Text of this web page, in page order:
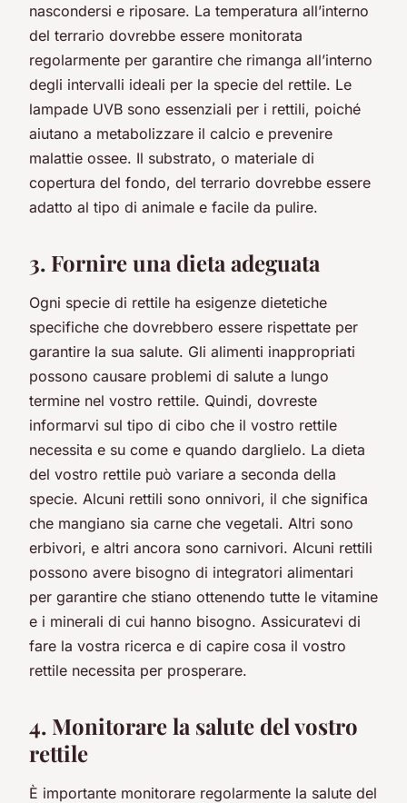
nascondersi e riposare. La temperatura all’interno
del terrario dovrebbe essere monitorata
regolarmente per garantire che rimanga all’interno
degli intervalli ideali per la specie del rettile. Le
lampade UVB sono essenziali per i rettili, poiché
aiutano a metabolizzare il calcio e prevenire
malattie ossee. Il substrato, o materiale di
copertura del fondo, del terrario dovrebbe essere
adatto al tipo di animale e facile da pulire.
3. Fornire una dieta adeguata
Ogni specie di rettile ha esigenze dietetiche
specifiche che dovrebbero essere rispettate per
garantire la sua salute. Gli alimenti inappropriati
possono causare problemi di salute a lungo
termine nel vostro rettile. Quindi, dovreste
informarvi sul tipo di cibo che il vostro rettile
necessita e su come e quando darglielo. La dieta
del vostro rettile può variare a seconda della
specie. Alcuni rettili sono onnivori, il che significa
che mangiano sia carne che vegetali. Altri sono
erbivori, e altri ancora sono carnivori. Alcuni rettili
possono avere bisogno di integratori alimentari
per garantire che stiano ottenendo tutte le vitamine
e i minerali di cui hanno bisogno. Assicuratevi di
fare la vostra ricerca e di capire cosa il vostro
rettile necessita per prosperare.
4. Monitorare la salute del vostro
rettile
È importante monitorare regolarmente la salute del